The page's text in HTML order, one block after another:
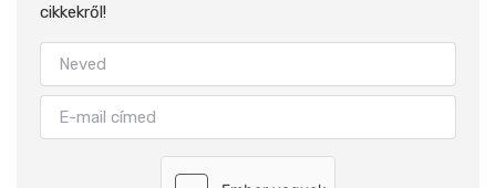
cikkekről!